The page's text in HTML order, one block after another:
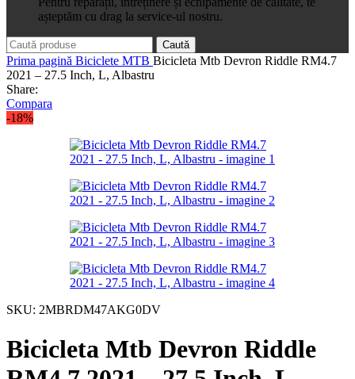
așteptăm cu drag la service-ul nostru.
Caută
Prima pagină Biciclete MTB Bicicleta Mtb Devron Riddle RM4.7
2021 – 27.5 Inch, L, Albastru
Share:
Compara
-18%
SKU: 2MBRDM47AKG0DV
Bicicleta Mtb Devron Riddle